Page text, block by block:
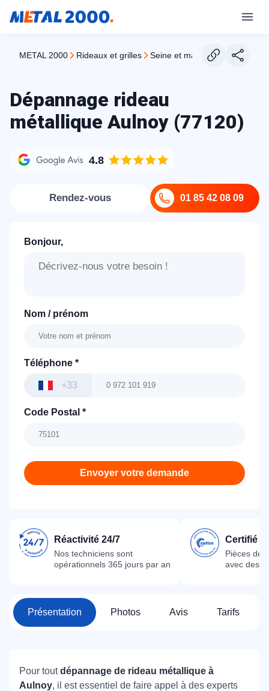
METAL 2000 rideaux et grilles seine et marne aulnoy
Dépannage rideau
métallique Aulnoy (77120)
4.8
01 85 42 08 09
Rendez-vous
Bonjour,
Nom / prénom
Téléphone *
+33
Code Postal *
Envoyer votre demande
Réactivité 24/7
Nos techniciens sont
opérationnels 365 jours par an
Certifié
Pièces
avec des
Présentation Photos Avis Tarifs
Pour toutdépannage de rideau métallique à
Aulnoy, il est essentiel de faire appel à des experts